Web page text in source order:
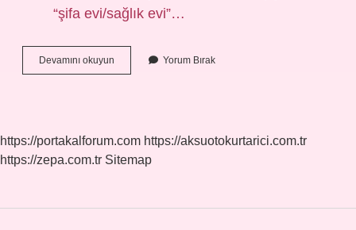
“şifa evi/sağlık evi”…
Devamını okuyun Hastaların
Tedavi
Yorum Bırak
https://portakalforum.com https://aksuotokurtarici.com.tr
https://zepa.com.tr Sitemap